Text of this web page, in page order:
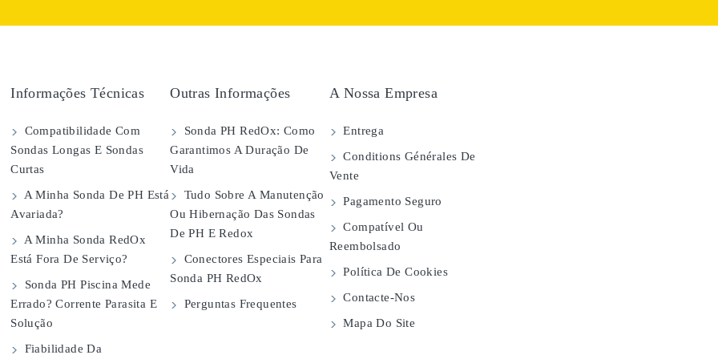
Informações Técnicas
Compatibilidade Com
Sondas Longas E Sondas
Curtas
A Minha Sonda De PH Está
Avariada?
A Minha Sonda RedOx
Está Fora De Serviço?
Sonda PH Piscina Mede
Errado? Corrente Parasita E
Solução
Fiabilidade Da
Outras Informações
Sonda PH RedOx: Como
Garantimos A Duração De
Vida
Tudo Sobre A Manutenção
Ou Hibernação Das Sondas
De PH E Redox
Conectores Especiais Para
Sonda PH RedOx
Perguntas Frequentes
A Nossa Empresa
Entrega
Conditions Générales De
Vente
Pagamento Seguro
Compatível Ou
Reembolsado
Política De Cookies
Contacte-Nos
Mapa Do Site